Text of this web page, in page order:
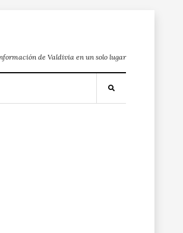
de Valdivia en un solo lugar